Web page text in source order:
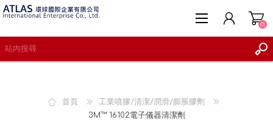
(0)
首頁
工業噴膠/清潔/潤滑/膨脹膠劑
3M™ 16102電子儀器清潔劑